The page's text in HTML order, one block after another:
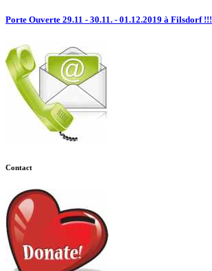
Porte Ouverte 29.11 - 30.11. - 01.12.2019 à Filsdorf !!!
Contact